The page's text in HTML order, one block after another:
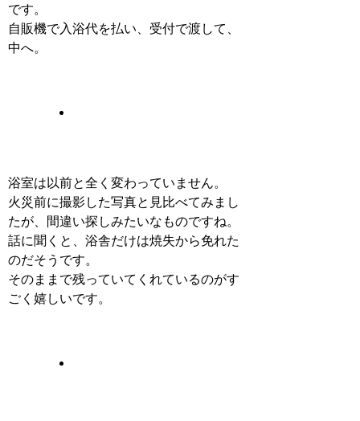
です。
自販機で入浴代を払い、受付で渡して、
中へ。
浴室は以前と全く変わっていません。
火災前に撮影した写真と見比べてみまし
たが、間違い探しみたいなものですね。
話に聞くと、浴舎だけは焼失から免れた
のだそうです。
そのままで残っていてくれているのがす
ごく嬉しいです。